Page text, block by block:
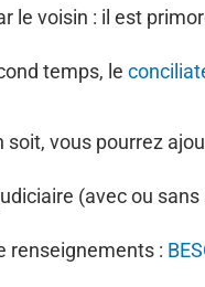
le voisin : il est
temps, le
soit, vous pourrez
(avec ou
renseignements :